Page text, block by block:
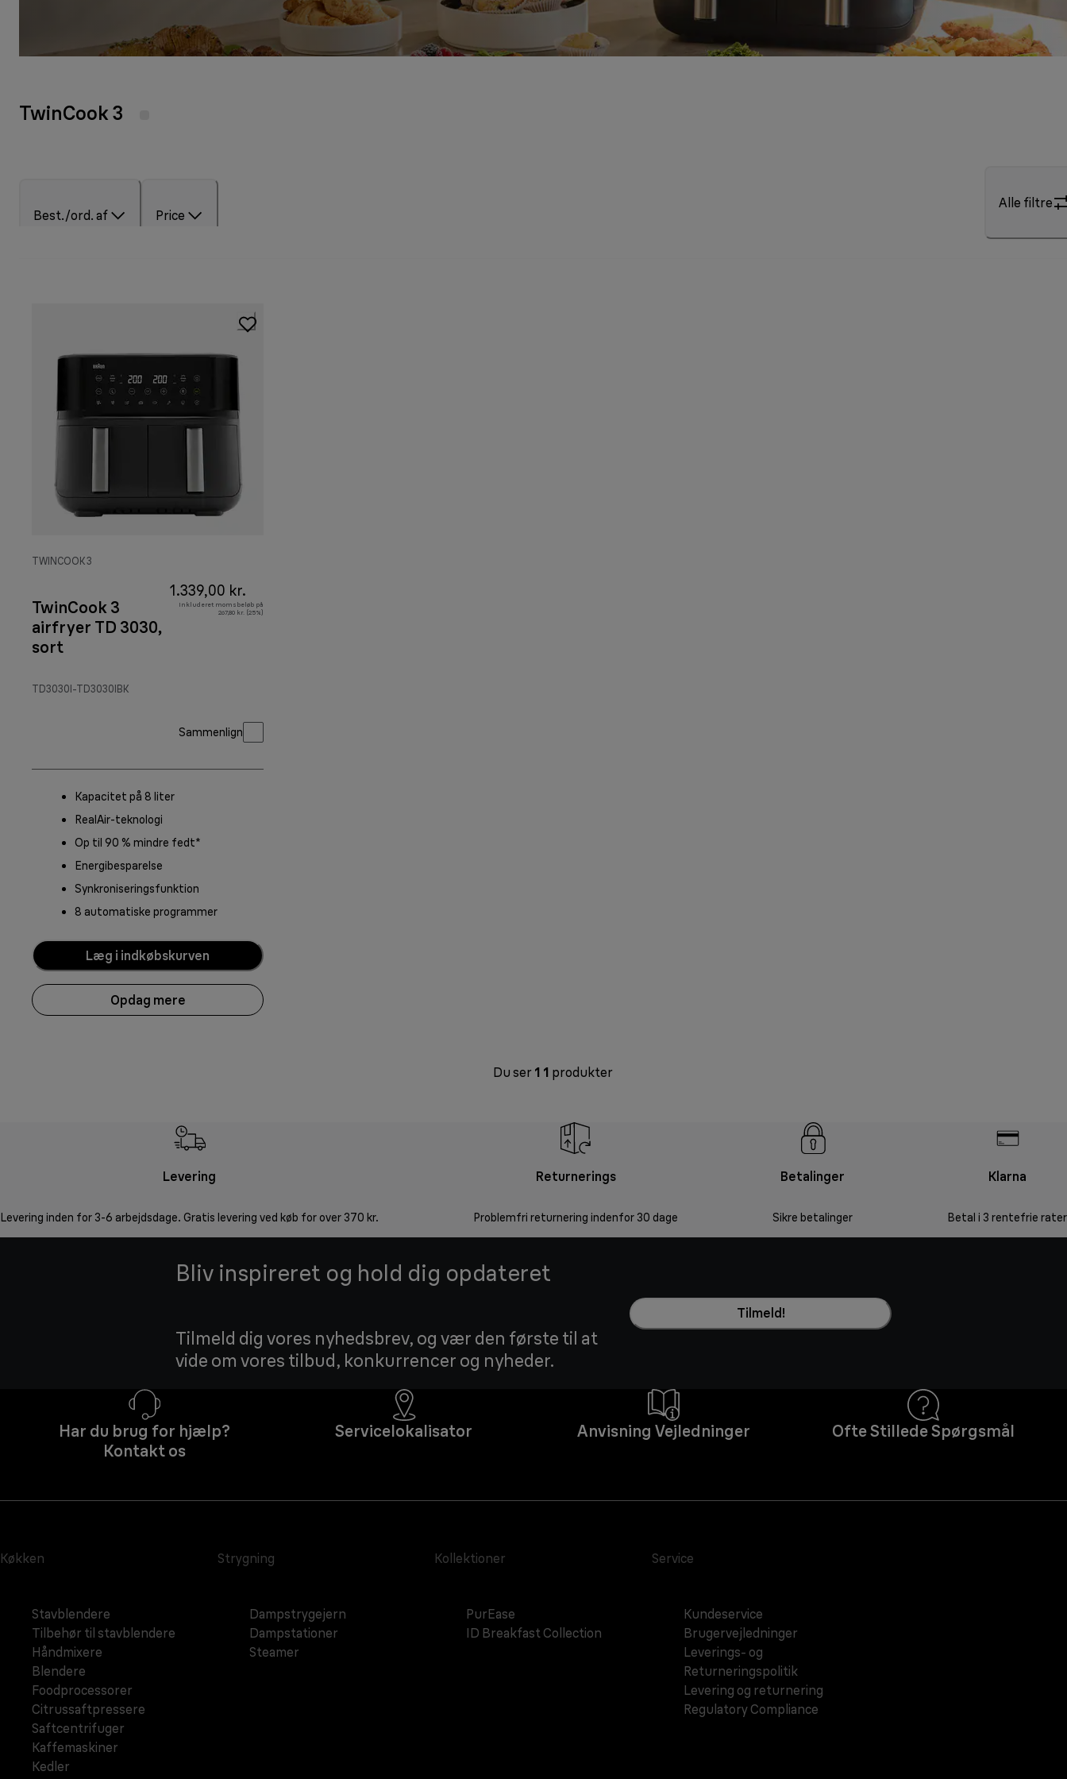
TwinCook 3
Best./ord. af Price
Alle filtre
TWINCOOK 3
TwinCook 3
airfryer TD 3030,
sort
TD3030I-TD3030IBK
1.339,00 kr.
Inkluderet momsbeløb på
267,80 kr. (25%)
Sammenlign
Kapacitet på 8 liter
RealAir-teknologi
Op til 90 % mindre fedt*
Energibesparelse
Synkroniseringsfunktion
8 automatiske programmer
Læg i indkøbskurven
Opdag mere
Du ser 1 1 produkter
Levering
Levering inden for 3-6 arbejdsdage. Gratis levering ved køb for over 370 kr.
Returnerings
Problemfri returnering indenfor 30 dage
Betalinger
Sikre betalinger
Klarna
Betal i 3 rentefrie rater
Bliv inspireret og hold dig opdateret
Tilmeld dig vores nyhedsbrev, og vær den første til at
vide om vores tilbud, konkurrencer og nyheder.
Tilmeld!
Har du brug for hjælp?
Kontakt os
Servicelokalisator Anvisning Vejledninger Ofte Stillede Spørgsmål
Køkken
Stavblendere
Tilbehør til stavblendere
Håndmixere
Blendere
Foodprocessorer
Citrussaftpressere
Saftcentrifuger
Kaffemaskiner
Kedler
Strygning
Dampstrygejern
Dampstationer
Steamer
Kollektioner
PurEase
ID Breakfast Collection
Service
Kundeservice
Brugervejledninger
Leverings- og
Returneringspolitik
Levering og returnering
Regulatory Compliance